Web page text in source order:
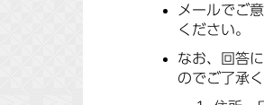
メールでご
ください。
なお、回答
のでご了承